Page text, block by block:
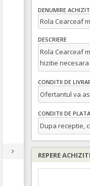
DENUMIRE
Rola Cearceaf
DESCRIERE
Rola Cearceaf
hizitie
CONDITII DE
Ofertantul va
CONDITII DE
Dupa receptie,
REPERE